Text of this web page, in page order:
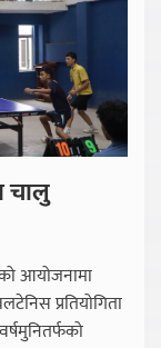
चालु
आयोजनामा
प्रतियोगिता